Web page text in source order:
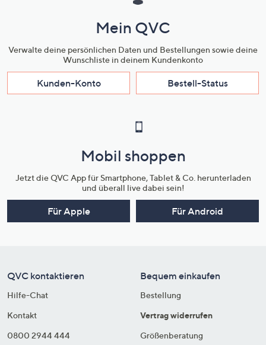
Mein QVC
Verwalte deine persönlichen Daten und Bestellungen sowie deine
Wunschliste in deinem Kundenkonto
Kunden-Konto Bestell-Status
Mobil shoppen
Jetzt die QVC App für Smartphone, Tablet & Co. herunterladen
und überall live dabei sein!
Für Apple Für Android
QVC kontaktieren
Hilfe-Chat
Kontakt
0800 2944 444
Bequem einkaufen
Bestellung
Vertrag widerrufen
Größenberatung